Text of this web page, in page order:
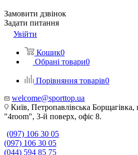
Замовити дзвінок
Задати питання
Увійти
Кошик0
Обрані товари0
Порівняння товарів0
welcome@sporttop.ua
Київ, Петропавлівська
"4room", 3-й поверх, офіс 8.
(097) 106 30 05
(097) 106 30 05
(044) 594 85 75